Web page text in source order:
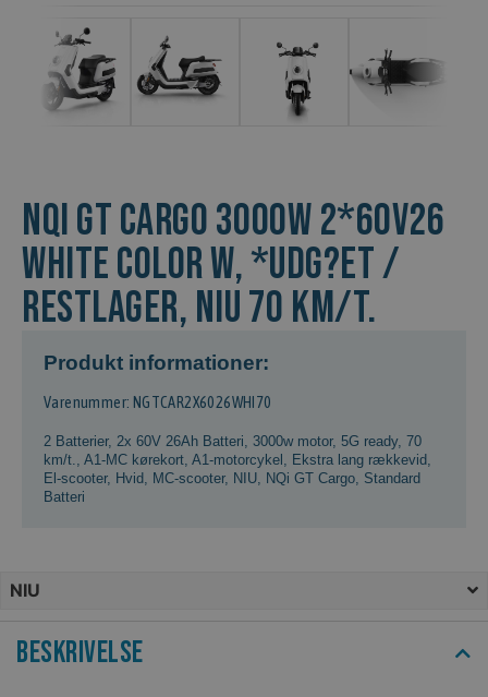
NQi GT Cargo 3000w 2*60v26
White color w, *Udg?et /
Restlager, NIU 70 km/t.
Produkt informationer:
Varenummer: NGTCAR2X6026WHI70
2 Batterier, 2x 60V 26Ah Batteri 3000w motor, 5G ready, 70
km/t.
A1-MC kørekort A1-motorcykel Ekstra lang rækkevid
El-scooter, Hvid MC-scooter, NIU NQi GT Cargo Standard
Batteri
NIU
Beskrivelse